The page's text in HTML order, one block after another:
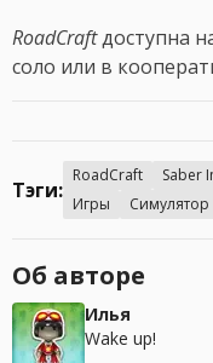
RoadCraftдоступна
соло или в
Тэги:
RoadCraft Saber
Игры
Симулятор
Об авторе
Илья
Wake up!